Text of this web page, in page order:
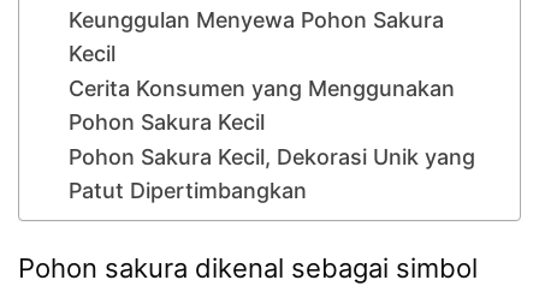
Keunggulan Menyewa Pohon Sakura
Kecil
Cerita Konsumen yang Menggunakan
Pohon Sakura Kecil
Pohon Sakura Kecil, Dekorasi Unik yang
Patut Dipertimbangkan
Pohon sakura dikenal sebagai simbol